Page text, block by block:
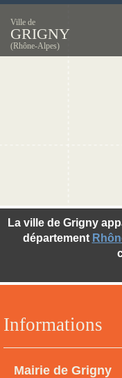
Ville de
GRIGNY
(Rhône-Alpes)
Informations
Mairie de Grigny
La ville de Grigny
département